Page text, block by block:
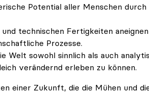
Potential aller Menschen
technischen Fertigkeiten
Prozesse.
Welt sowohl sinnlich als auch
verändernd erleben zu können.
einer Zukunft, die die Mühen und